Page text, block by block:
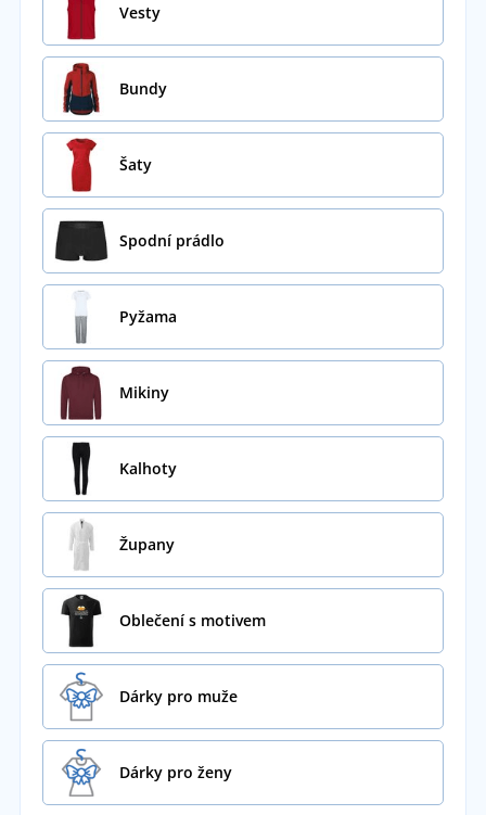
Vesty
Bundy
Šaty
Spodní prádlo
Pyžama
Mikiny
Kalhoty
Župany
Oblečení s motivem
Dárky pro muže
Dárky pro ženy